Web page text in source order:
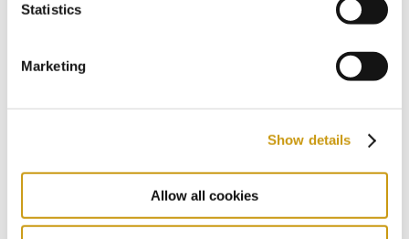
Statistics
Marketing
Show details
Allow all cookies
sociaux. Nous prévoyons de mettre en
œuvre ce processus à partir de 2026, en
commençant par nos principaux
fournisseurs d'aliments et de boissons.
Nous croyons fermement que notre
engagement envers l'approvisionnement
durable et le programme